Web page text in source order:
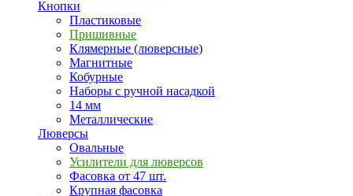
Кнопки
Пластиковые
Пришивные
Клямерные (люверсные)
Магнитные
Кобурные
Наборы с ручной насадкой
14 мм
Металлические
Люверсы
Овальные
Усилители для люверсов
Фасовка от 47 шт.
Крупная фасовка